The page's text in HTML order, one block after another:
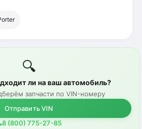
🔍
ли на ваш автомобиль?
запчасти по VIN-номеру
Отправить VIN
8 (800) 775-27-85